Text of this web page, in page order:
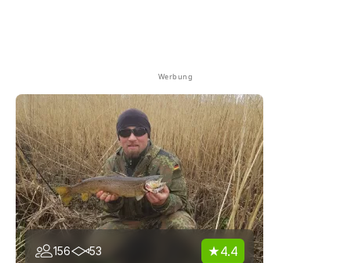
Werbung
156 53 4.4